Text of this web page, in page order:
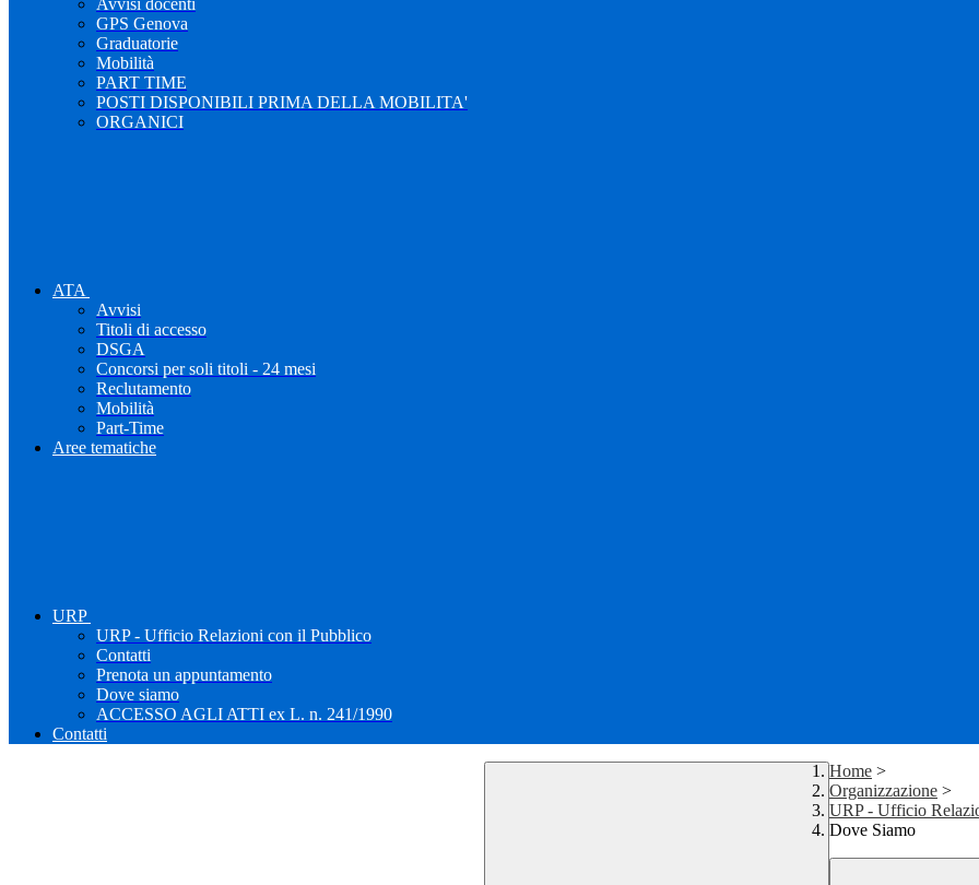
GPS Genova
Graduatorie
Mobilità
PART TIME
POSTI DISPONIBILI PRIMA DELLA MOBILITA'
ORGANICI
ATA
Avvisi
Titoli di accesso
DSGA
Concorsi per soli titoli - 24 mesi
Reclutamento
Mobilità
Part-Time
Aree tematiche
URP
URP - Ufficio Relazioni con il Pubblico
Contatti
Prenota un appuntamento
Dove siamo
ACCESSO AGLI ATTI ex L. n. 241/1990
Contatti
Home >
Organizzazione >
URP - Ufficio
Dove Siamo